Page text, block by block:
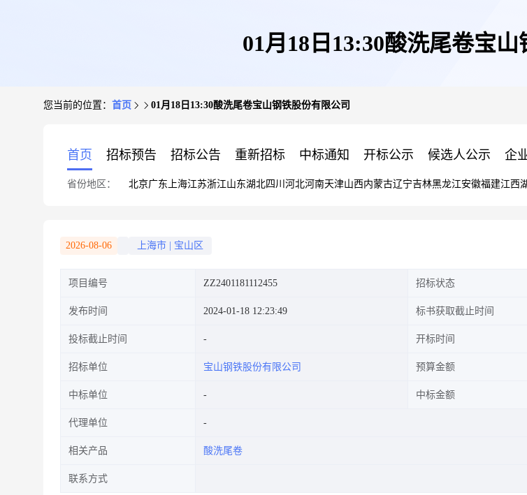
01月18日13:30酸洗尾卷宝
您当前的位置： 首页 01月18日13:30酸洗尾卷宝山钢铁股份有限公司
首页 招标预告 招标公告 重新招标 中标通知 开标公示 候选人公示 企
省份地区： 北京广东 上海江苏浙江山东湖北四川 河北河南天津山西内蒙古辽宁吉林黑龙江安徽福建江西
2026-08-06 上海市 宝山区
项目编号 ZZ2401181112455 招标状态
发布时间 2024-01-18 12:23:49 标书获取截止时间
投标截止时间 开标时间
招标单位 宝山钢铁股份有限公司 预算金额
中标单位 中标金额
代理单位
相关产品 酸洗尾卷
联系方式